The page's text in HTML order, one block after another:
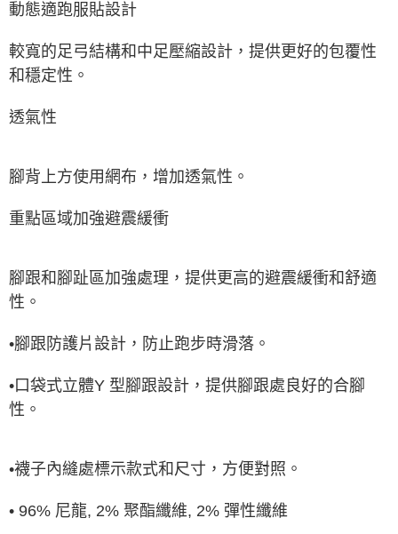
動態適跑服貼設計
較寬的足弓結構和中足壓縮設計，提供更好的包覆性
和穩定性。
透氣性
腳背上方使用網布，增加透氣性。
重點區域加強避震緩衝
腳跟和腳趾區加強處理，提供更高的避震緩衝和舒適
性。
•腳跟防護片設計，防止跑步時滑落。
•口袋式立體Y 型腳跟設計，提供腳跟處良好的合腳
性。
•襪子內縫處標示款式和尺寸，方便對照。
• 96% 尼龍, 2% 聚酯纖維, 2% 彈性纖維